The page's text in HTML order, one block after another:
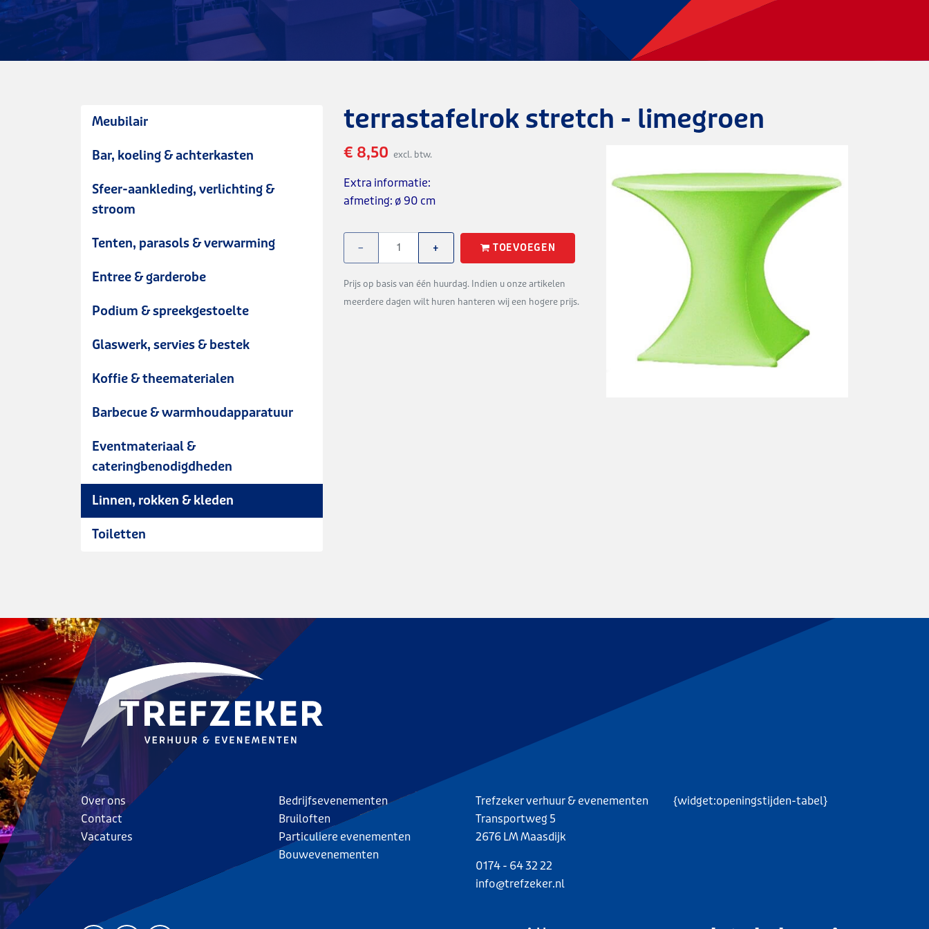
Meubilair
Bar, koeling & achterkasten
Sfeer-aankleding, verlichting &
stroom
Tenten, parasols & verwarming
Entree & garderobe
Podium & spreekgestoelte
Glaswerk, servies & bestek
Koffie & theematerialen
Barbecue & warmhoudapparatuur
Eventmateriaal &
cateringbenodigdheden
Linnen, rokken & kleden
Toiletten
terrastafelrok stretch - limegroen
€ 8,50 excl. btw.
Extra informatie:
afmeting: ø 90 cm
− + TOEVOEGEN
Prijs op basis van één huurdag. Indien u onze artikelen
meerdere dagen wilt huren hanteren wij een hogere prijs.
Over ons
Contact
Vacatures
Bedrijfsevenementen
Bruiloften
Particuliere evenementen
Bouwevenementen
Trefzeker verhuur & evenementen
Transportweg 5
2676 LM Maasdijk
0174 - 64 32 22
info@trefzeker.nl
{widget:openingstijden-tabel}